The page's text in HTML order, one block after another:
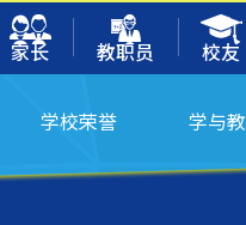
家长 教职员 校友
学校荣誉 学与教